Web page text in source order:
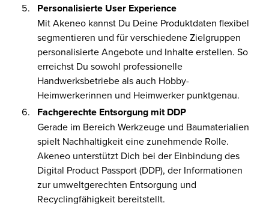
Personalisierte User Experience
Mit Akeneo kannst Du Deine Produktdaten flexibel
segmentieren und für verschiedene Zielgruppen
personalisierte Angebote und Inhalte erstellen. So
erreichst Du sowohl professionelle
Handwerksbetriebe als auch Hobby-
Heimwerkerinnen und Heimwerker punktgenau.
Fachgerechte Entsorgung mit DDP
Gerade im Bereich Werkzeuge und Baumaterialien
spielt Nachhaltigkeit eine zunehmende Rolle.
Akeneo unterstützt Dich bei der Einbindung des
Digital Product Passport (DDP), der Informationen
zur umweltgerechten Entsorgung und
Recyclingfähigkeit bereitstellt.